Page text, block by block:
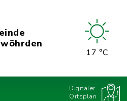
17 °C
Digitaler
Ortsplan